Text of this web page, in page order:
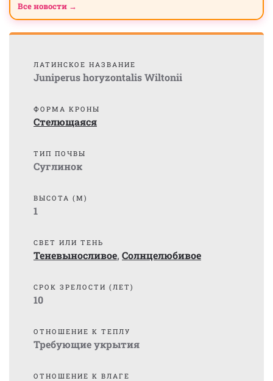
Все новости →
ЛАТИНСКОЕ НАЗВАНИЕ
Juniperus horyzontalis Wiltonii
ФОРМА КРОНЫ
Стелющаяся
ТИП ПОЧВЫ
Суглинок
ВЫСОТА (М)
1
СВЕТ ИЛИ ТЕНЬ
Теневыносливое, Солнцелюбивое
СРОК ЗРЕЛОСТИ (ЛЕТ)
10
ОТНОШЕНИЕ К ТЕПЛУ
Требующие укрытия
ОТНОШЕНИЕ К ВЛАГЕ